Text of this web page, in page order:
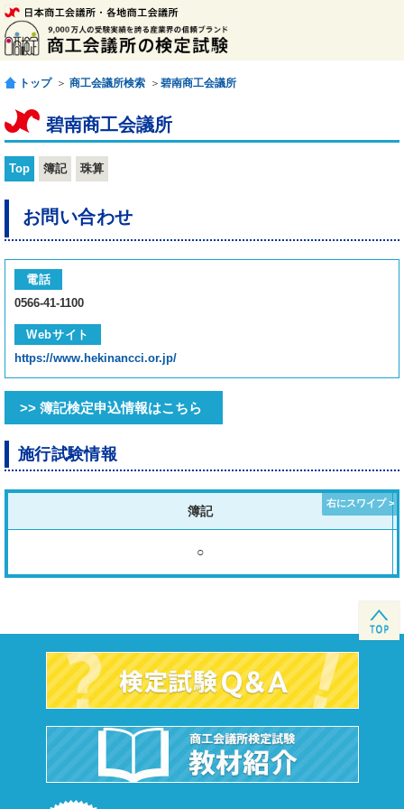
トップ ＞ 商工会議所検索 ＞ 碧南商工会議所
碧南商工会議所
Top 簿記 珠算
お問い合わせ
電話
0566-41-1100
Webサイト
https://www.hekinancci.or.jp/
>> 簿記検定申込情報はこちら
施行試験情報
簿記
○